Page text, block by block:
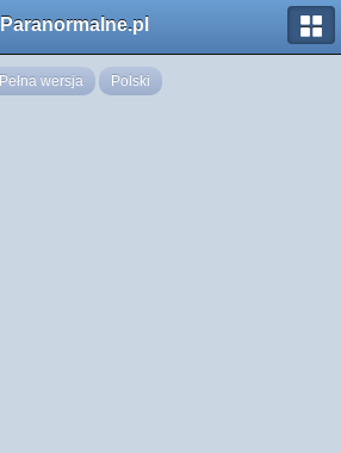
Paranormalne.pl
Pełna wersja Polski